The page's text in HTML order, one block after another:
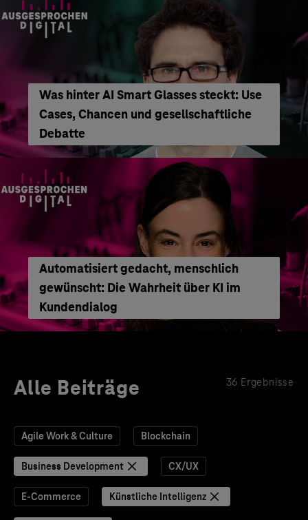
Was hinter AI Smart Glasses steckt: Use
Cases, Chancen und gesellschaftliche
Debatte
Automatisiert gedacht, menschlich
gewünscht: Die Wahrheit über KI im
Kundendialog
Alle Beiträge 36 Ergebnisse
Agile Work & Culture Blockchain
Business Development CX/UX
E-Commerce Künstliche Intelligenz